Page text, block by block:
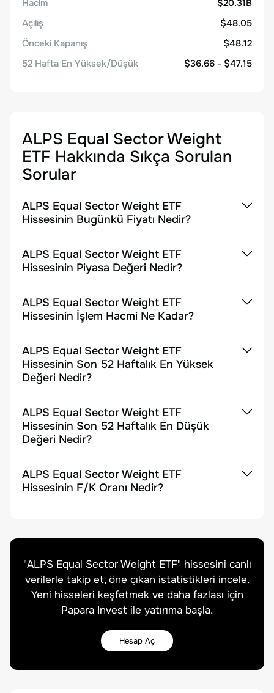
Hacim
$20.31B
Açılış
$48.05
Önceki Kapanış
$48.12
52 Hafta En Yüksek/Düşük
$36.66 - $47.15
ALPS Equal Sector Weight
ETF Hakkında Sıkça Sorulan
Sorular
ALPS Equal Sector Weight ETF
Hissesinin Bugünkü Fiyatı Nedir?
ALPS Equal Sector Weight ETF
Hissesinin Piyasa Değeri Nedir?
ALPS Equal Sector Weight ETF
Hissesinin İşlem Hacmi Ne Kadar?
ALPS Equal Sector Weight ETF
Hissesinin Son 52 Haftalık En Yüksek
Değeri Nedir?
ALPS Equal Sector Weight ETF
Hissesinin Son 52 Haftalık En Düşük
Değeri Nedir?
ALPS Equal Sector Weight ETF
Hissesinin F/K Oranı Nedir?
"ALPS Equal Sector Weight ETF" hissesini canlı
verilerle takip et, öne çıkan istatistikleri incele.
Yeni hisseleri keşfetmek ve daha fazlası için
Papara Invest ile yatırıma başla.
Hesap Aç